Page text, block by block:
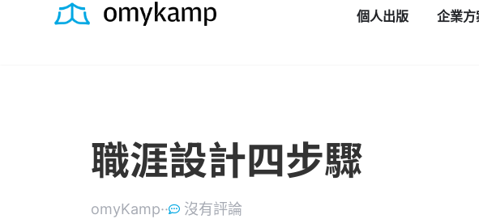
個人出版 企業方
職涯設計四步驟
omyKamp·· 沒有評論